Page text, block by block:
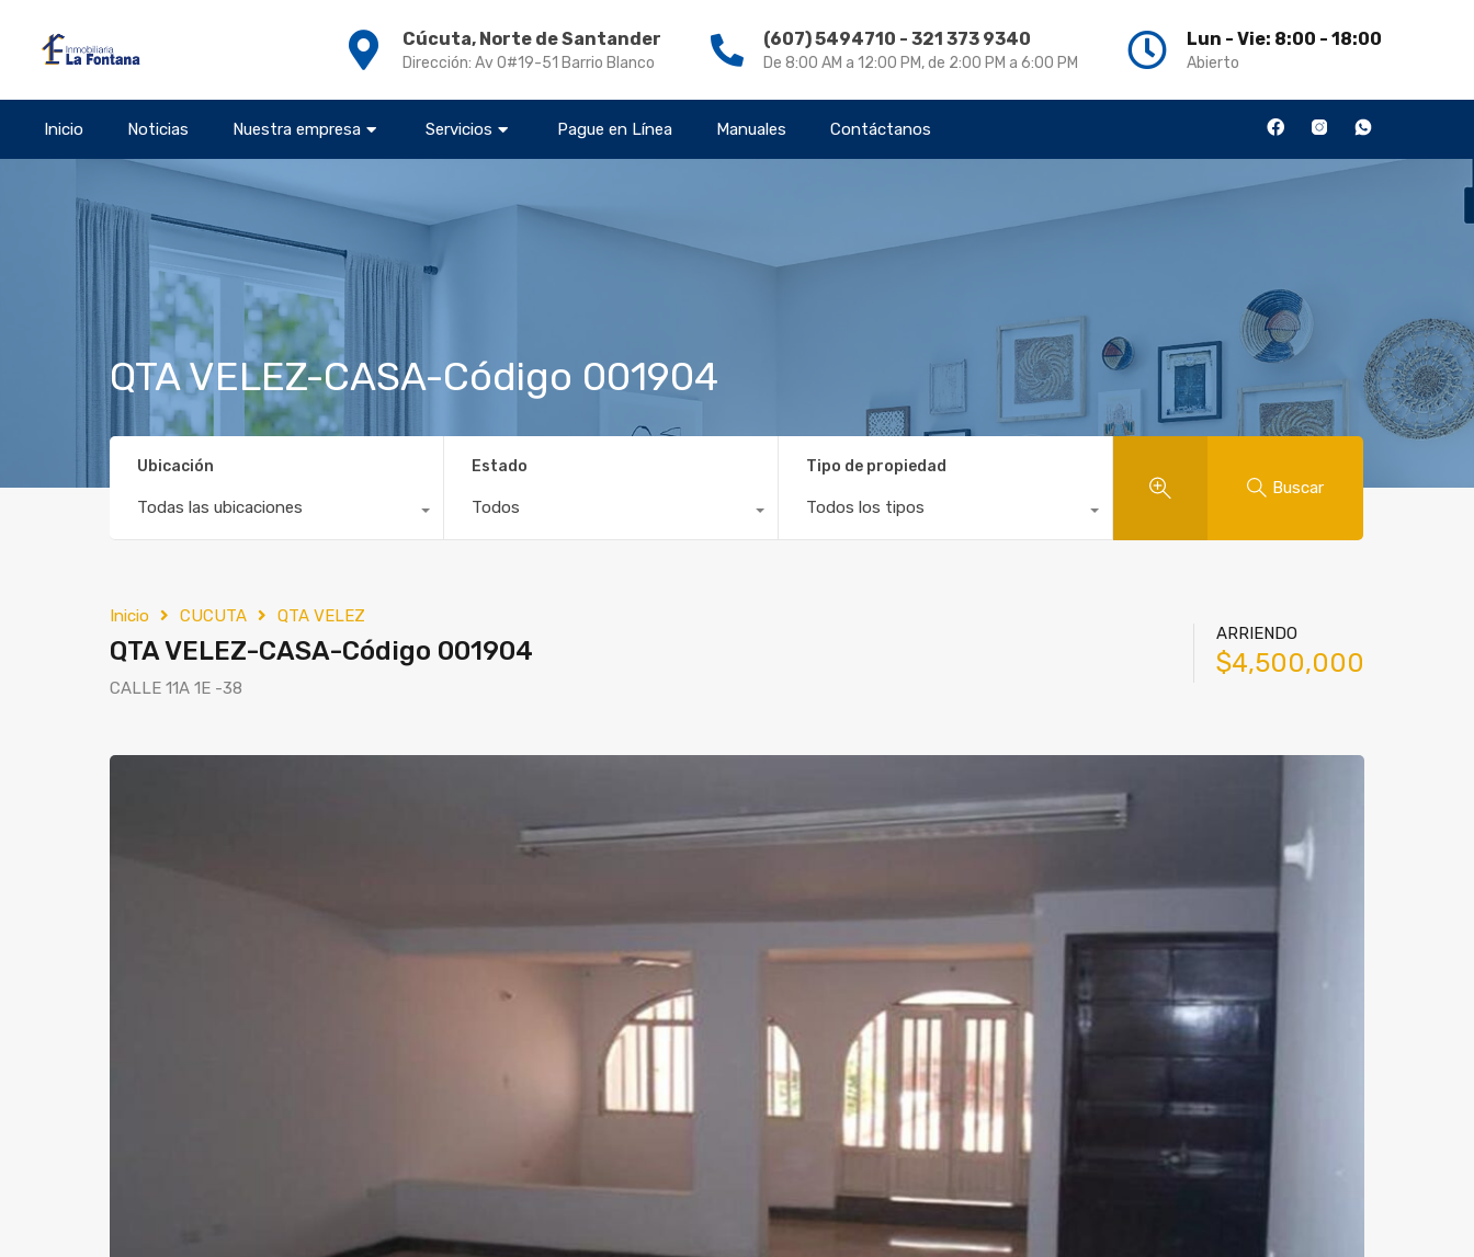
Cúcuta, Norte de Santander
Dirección: Av 0#19-51 Barrio Blanco
(607) 5494710 - 321 373 9340
De 8:00 AM a 12:00 PM, de 2:00 PM a 6:00 PM
Lun - Vie: 8:00 - 18:00
Abierto
Inicio Noticias Nuestra empresa Servicios Pague en Línea Manuales Contáctanos
QTA VELEZ-CASA-Código 001904
Ubicación
Todas las ubicaciones
Estado
Todos
Tipo de propiedad
Todos los tipos
Buscar
Inicio CUCUTA QTA VELEZ
QTA VELEZ-CASA-Código 001904
CALLE 11A 1E -38
ARRIENDO
$4,500,000